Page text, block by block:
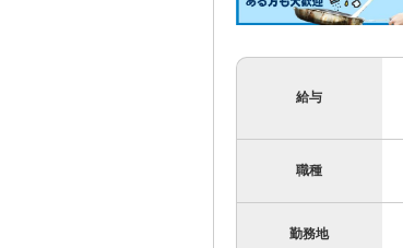
給与
職種
勤務地